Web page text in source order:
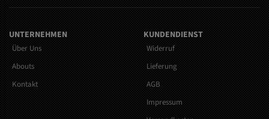
UNTERNEHMEN
Über Uns
Abouts
Kontakt
KUNDENDIENST
Widerruf
Lieferung
AGB
Impressum